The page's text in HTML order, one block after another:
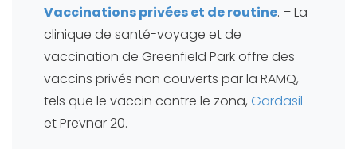
Vaccinations privées et de routine. – La
clinique de santé-voyage et de
vaccination de Greenfield Park offre des
vaccins privés non couverts par la RAMQ,
tels que le vaccin contre le zona, Gardasil
et Prevnar 20.